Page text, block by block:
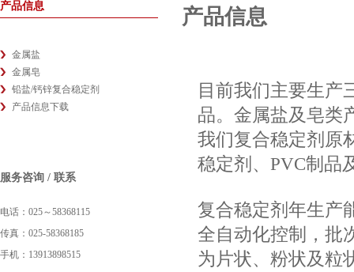
产品信息
金属盐
金属皂
铅盐/钙锌复合稳定剂
产品信息下载
服务咨询 / 联系
电话：025～58368115
传真：025-58368185
手机：13913898515
产品信息
目前我们主要生产
品。金属盐及皂类
我们复合稳定剂原
稳定剂、PVC制品
复合稳定剂年生产
全自动化控制，批
为片状、粉状及粒